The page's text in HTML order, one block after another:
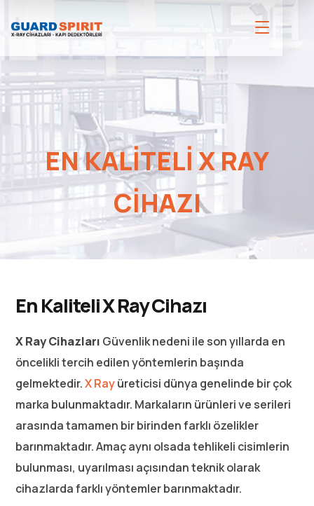
EN KALITELI X RAY
CIHAZI
En Kaliteli X Ray Cihazı
X Ray Cihazları Güvenlik nedeni ile son yıllarda en
öncelikli tercih edilen yöntemlerin başında
gelmektedir.X Rayüreticisi dünya genelinde bir çok
marka bulunmaktadır. Markaların ürünleri ve serileri
arasında tamamen bir birinden farklı özelikler
barınmaktadır. Amaç aynı olsada tehlikeli cisimlerin
bulunması, uyarılması açısından teknik olarak
cihazlarda farklı yöntemler barınmaktadır.